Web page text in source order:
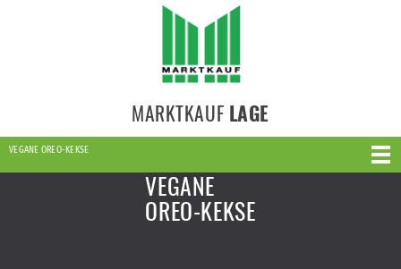
MARKTKAUF LAGE
VEGANE OREO-KEKSE
VEGANE
OREO-KEKSE